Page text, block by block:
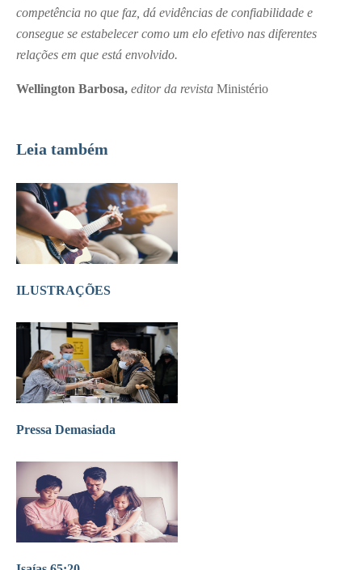
competência no que faz, dá evidências de confiabilidade e
consegue se estabelecer como um elo efetivo nas diferentes
relações em que está envolvido.
Wellington Barbosa, editor da revista Ministério
Leia também
ILUSTRAÇÕES
Pressa Demasiada